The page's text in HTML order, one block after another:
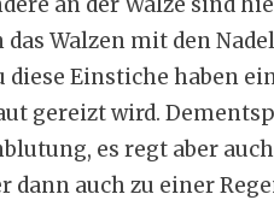
das Walzen mit den
diese Einstiche haben
gereizt wird.
es regt aber
dann auch zu einer